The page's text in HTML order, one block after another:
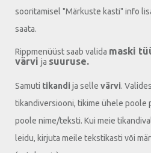
sooritamisel "Märkuste kasti" info
saata.
Rippmenüüst saab valida maski
värvi ja suuruse.
Samuti tikandi ja selle värvi.
tikandiversiooni, tikime ühele poole
poole nime/teksti. Kui meie
leidu, kirjuta meile tekstikasti või